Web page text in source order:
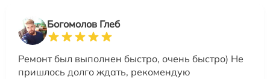
Богомолов Глеб
Ремонт был выполнен быстро, очень быстро) Не
пришлось долго ждать, рекомендую